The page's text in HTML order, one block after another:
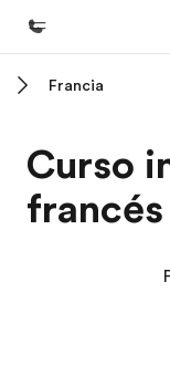
Programas
Ver todo lo que
Francia
Curso
francés